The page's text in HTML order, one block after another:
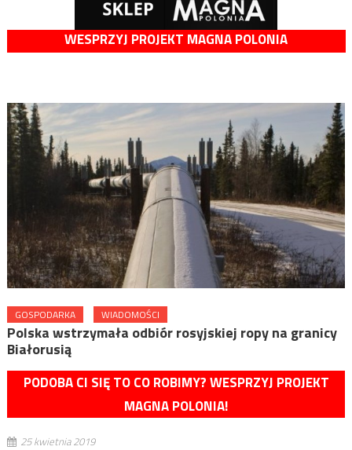
WESPRZYJ PROJEKT MAGNA POLONIA
GOSPODARKA WIADOMOŚCI
Polska wstrzymała odbiór rosyjskiej ropy na granicy
Białorusią
PODOBA CI SIĘ TO CO ROBIMY? WESPRZYJ PROJEKT
MAGNA POLONIA!
25 kwietnia 2019